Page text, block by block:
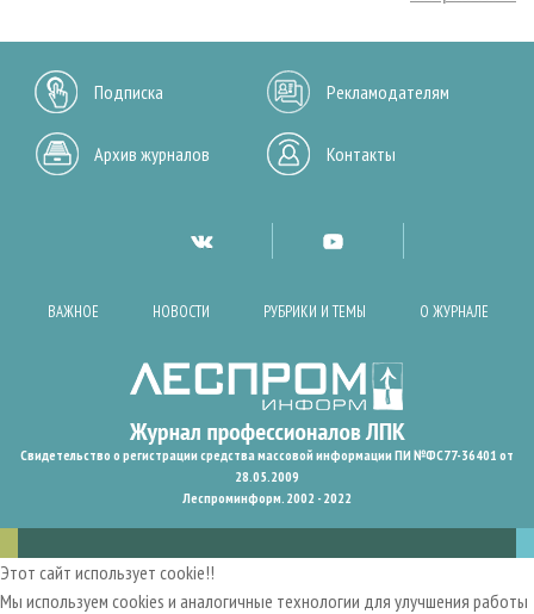
Подписка Рекламодателям
Архив журналов Контакты
ВАЖНОЕ НОВОСТИ РУБРИКИ И ТЕМЫ О ЖУРНАЛЕ
Свидетельство о регистрации средства массовой информации ПИ №ФС77-36401 от
28.05.2009
Леспроминформ. 2002 - 2022
Этот сайт использует cookie!!
Мы используем cookies и аналогичные технологии для улучшения работы